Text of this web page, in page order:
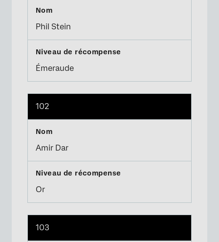
Phil Stein
Émeraude
102
Amir Dar
Or
103